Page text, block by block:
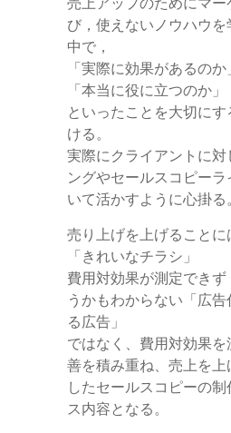
び，使えないノウハウ
中で，
「実際に効果があるのか
「本当に役に立つのか」
といったことを大切に
ける。
実際にクライアントに対
ングやセールスコピー
いて活かすように心掛る。
売り上げを上げること
「きれいなチラシ」
費用対効果が測定でき
うかもわからない「広
る広告」
ではなく、費用対効果
善を積み重ね、売上を
したセールスコピーの
ス内容となる。